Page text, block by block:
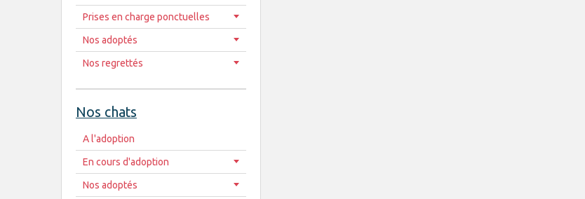
Prises en charge ponctuelles
Nos adoptés
Nos regrettés
Nos chats
A l'adoption
En cours d'adoption
Nos adoptés